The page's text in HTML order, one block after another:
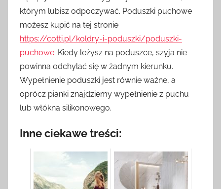
którym lubisz odpoczywać. Poduszki puchowe
możesz kupić na tej stronie
https://cotti.pl/koldry-i-poduszki/poduszki-
puchowe. Kiedy leżysz na poduszce, szyja nie
powinna odchylać się w żadnym kierunku.
Wypełnienie poduszki jest równie ważne, a
oprócz pianki znajdziemy wypełnienie z puchu
lub włókna silikonowego.
Inne ciekawe treści: